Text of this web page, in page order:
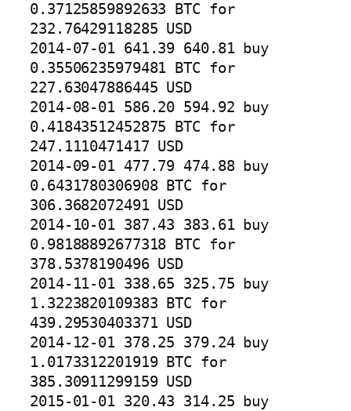
0.37125859892633 BTC for
232.76429118285 USD
2014-07-01 641.39 640.81 buy
0.35506235979481 BTC for
227.63047886445 USD
2014-08-01 586.20 594.92 buy
0.41843512452875 BTC for
247.1110471417 USD
2014-09-01 477.79 474.88 buy
0.6431780306908 BTC for
306.3682072491 USD
2014-10-01 387.43 383.61 buy
0.98188892677318 BTC for
378.5378190496 USD
2014-11-01 338.65 325.75 buy
1.3223820109383 BTC for
439.29530403371 USD
2014-12-01 378.25 379.24 buy
1.0173312201919 BTC for
385.30911299159 USD
2015-01-01 320.43 314.25 buy